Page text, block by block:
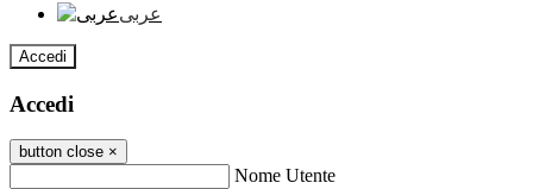
عربى
Accedi
Accedi
button close ×
Nome Utente